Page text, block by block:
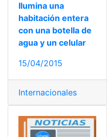
Ilumina una
habitación entera
con una botella de
agua y un celular
15/04/2015
Internacionales